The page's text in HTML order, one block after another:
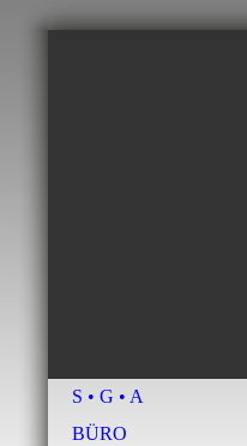
S • G • A
BÜRO